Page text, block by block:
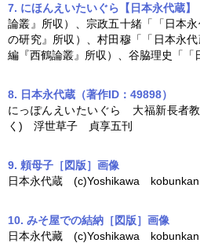
7. にほんえいたいぐら【日本永代蔵】
論叢』所収）、宗政五十緒「「 日本
の研究』所収）、村田穆「「 日本永
編『西鶴論叢』所収）、谷脇理史「「
8. 日本永代蔵（著作ID：49898）
にっぽんえいたいぐら 大福新長者
く) 浮世草子 貞享五刊
9. 頼母子［図版］ 画像
日本永代蔵 (c)Yoshikawa
10. みそ屋での結納［図版］ 画像
日本永代藏 (c)Yoshikawa